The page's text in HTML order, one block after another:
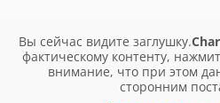
Вы сейчас видите заглушку.
фактическому контенту,
внимание, что при этом
сторонним